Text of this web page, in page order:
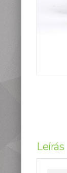
Leírás